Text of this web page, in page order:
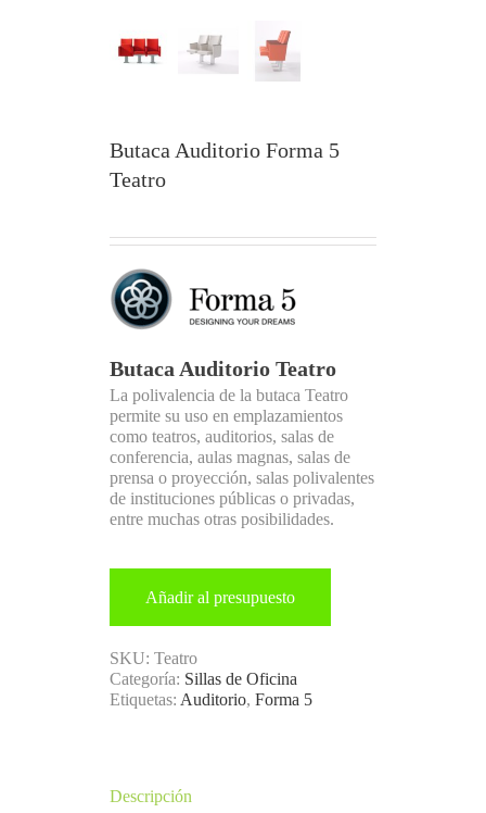
Butaca Auditorio Forma 5
Teatro
Butaca Auditorio Teatro
La polivalencia de la butaca Teatro
permite su uso en emplazamientos
como teatros, auditorios, salas de
conferencia, aulas magnas, salas de
prensa o proyección, salas polivalentes
de instituciones públicas o privadas,
entre muchas otras posibilidades.
Añadir al presupuesto
SKU: Teatro
Categoría: Sillas de Oficina
Etiquetas: Auditorio, Forma 5
Descripción